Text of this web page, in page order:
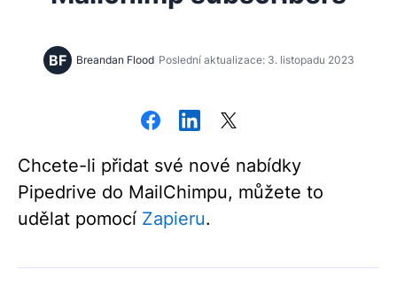
BF Breandan Flood Poslední aktualizace: 3. listopadu 2023
Chcete-li přidat své nové nabídky
Pipedrive do MailChimpu, můžete to
udělat pomocí Zapieru.